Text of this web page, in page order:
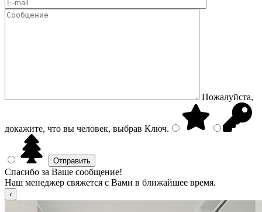
Пожалуйста,
докажите, что вы человек, выбрав Ключ.
Спасибо за Ваше сообщение!
Наш менеджер свяжется с Вами в ближайшее время.